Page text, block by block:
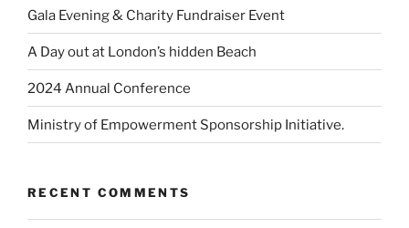
Gala Evening & Charity Fundraiser Event
A Day out at London’s hidden Beach
2024 Annual Conference
Ministry of Empowerment Sponsorship Initiative.
RECENT COMMENTS